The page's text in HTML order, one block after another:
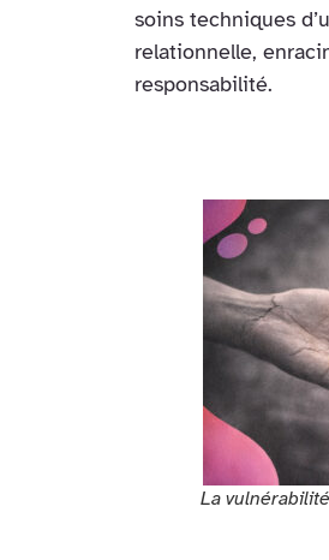
soins techniques
relationnelle,
responsabilité.
La